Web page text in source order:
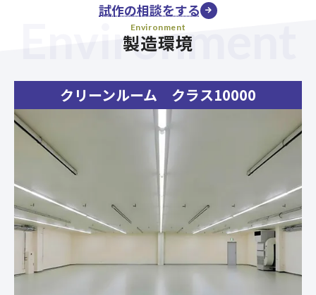
試作の相談をする
Environment
Environment
製造環境
クリーンルーム クラス10000